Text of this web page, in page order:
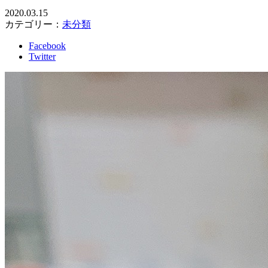
2020.03.15
カテゴリー： 未分類
Facebook
Twitter